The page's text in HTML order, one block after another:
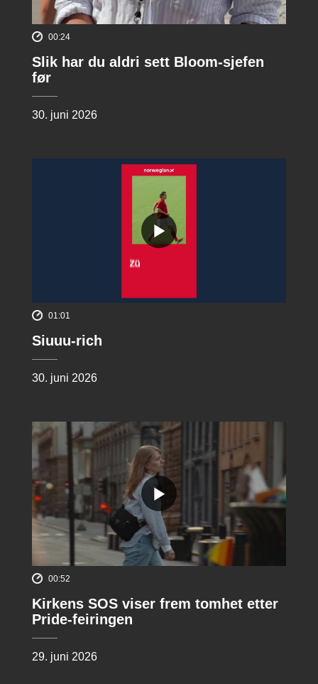
00:24
Slik har du aldri sett Bloom-sjefen
før
30. juni 2026
01:01
Siuuu-rich
30. juni 2026
00:52
Kirkens SOS viser frem tomhet etter
Pride-feiringen
29. juni 2026